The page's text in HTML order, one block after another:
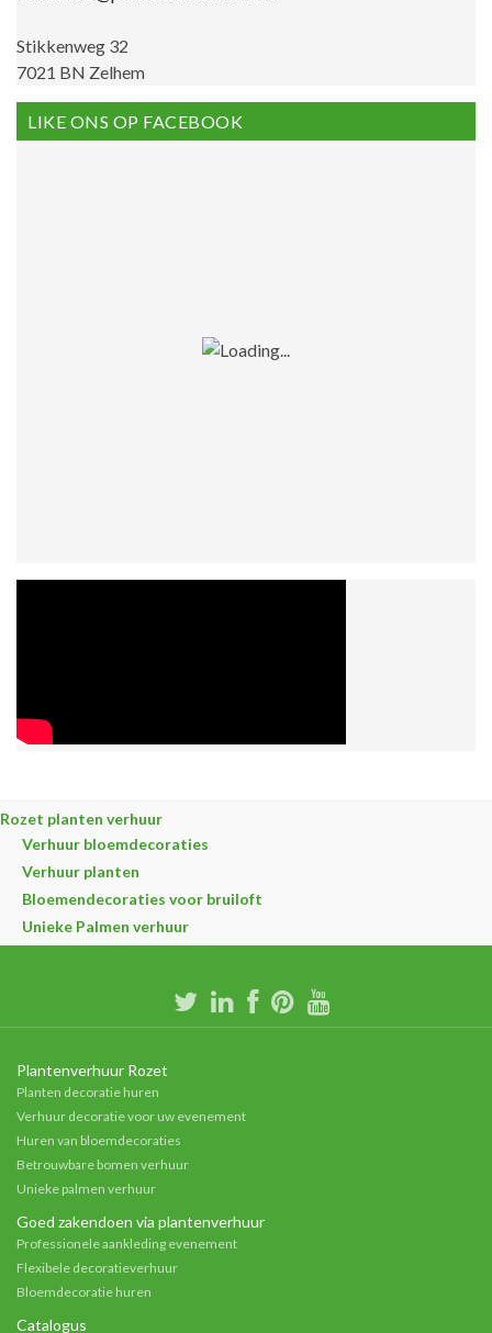
Stikkenweg 32
7021 BN Zelhem
LIKE ONS OP FACEBOOK
Rozet planten verhuur
Verhuur bloemdecoraties
Verhuur planten
Bloemendecoraties voor bruiloft
Unieke Palmen verhuur
Plantenverhuur Rozet
Planten decoratie huren
Verhuur decoratie voor uw evenement
Huren van bloemdecoraties
Betrouwbare bomen verhuur
Unieke palmen verhuur
Goed zakendoen via plantenverhuur
Professionele aankleding evenement
Flexibele decoratieverhuur
Bloemdecoratie huren
Catalogus